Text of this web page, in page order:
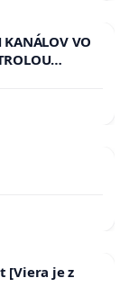
KANÁLOV VO
[Viera je z